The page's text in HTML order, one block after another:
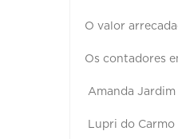
O valor
Os contadores
Amanda
Lupri do